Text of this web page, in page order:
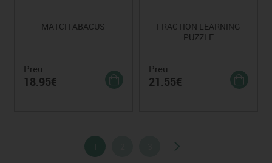
MATCH ABACUS
Preu
18.95€
FRACTION LEARNING
PUZZLE
Preu
21.55€
1